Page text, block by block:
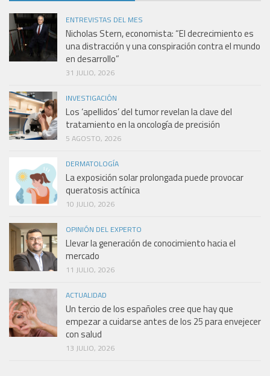
ENTREVISTAS DEL MES
Nicholas Stern, economista: “El decrecimiento es
una distracción y una conspiración contra el mundo
en desarrollo”
31 JULIO, 2026
INVESTIGACIÓN
Los ‘apellidos’ del tumor revelan la clave del
tratamiento en la oncología de precisión
5 AGOSTO, 2026
DERMATOLOGÍA
La exposición solar prolongada puede provocar
queratosis actínica
10 JULIO, 2026
OPINIÓN DEL EXPERTO
Llevar la generación de conocimiento hacia el
mercado
11 JULIO, 2026
ACTUALIDAD
Un tercio de los españoles cree que hay que
empezar a cuidarse antes de los 25 para envejecer
con salud
13 JULIO, 2026